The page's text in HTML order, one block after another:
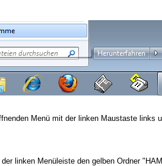
Menü mit der linken Maustaste links
linken Menüleiste den gelben Ordner